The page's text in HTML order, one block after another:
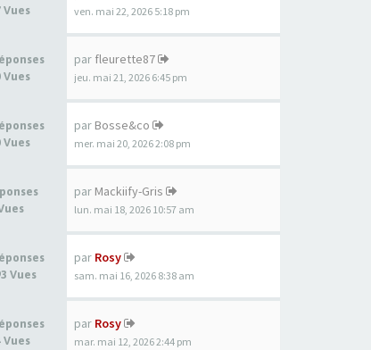
Vues
ven. mai 22, 2026 5:18 pm
Vues
par fleurette87
jeu. mai 21, 2026 6:45 pm
Vues
par Bosse&co
mer. mai 20, 2026 2:08 pm
par Mackiify-Gris
lun. mai 18, 2026 10:57 am
Vues
par Rosy
sam. mai 16, 2026 8:38 am
Vues
par Rosy
mar. mai 12, 2026 2:44 pm